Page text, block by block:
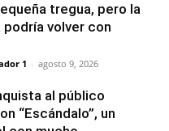
tregua, pero la
podría volver con
1 - agosto 9, 2026
al público
“Escándalo”, un